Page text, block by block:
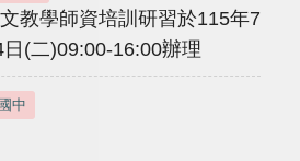
教學師資培訓研習於115年7
(二)09:00-16:00辦理
中